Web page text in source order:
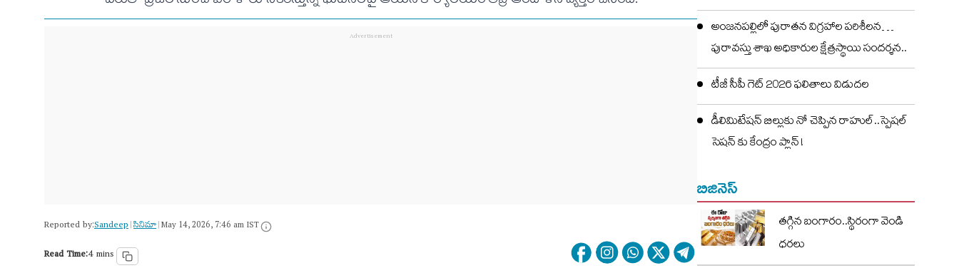
Reported by:Sandeep|సినిమా|May 14, 2026, 7:46 am IST
Read Time:4 mins
అంజనపల్లిలో పురాతన విగ్రహాల పరిశీలన…
పురావస్తు శాఖ అధికారుల క్షేత్రస్థాయి సందర్శన..
టీజీ సీపీ గెట్ 2026 ఫలితాలు విడుదల
డీలిమిటేషన్ బిల్లుకు నో చెప్పిన రాహుల్..స్పెషల్
సెషన్ కు కేంద్రం ప్లాన్ !
బిజినెస్
తగ్గిన బంగారం..స్థిరంగా వెండి
ధరలు